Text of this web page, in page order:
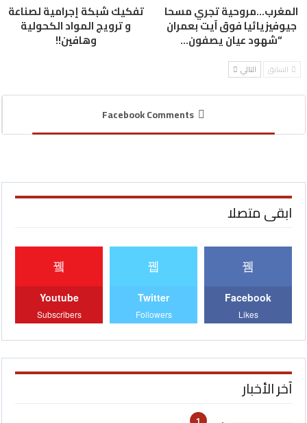
المغرب…مروحية تجري مسحا
جيوفيزيائيا فوق آيت بعمران
“شهود عيان يصفون…
تفكيك شبكة إجرامية لصناعة
و ترويج المواد الكحولية
وهافين!!
السابق التالي
Facebook Comments
ابقى متصلا
Facebook
Likes
Twitter
Followers
Youtube
Subscribers
آخر الأخبار